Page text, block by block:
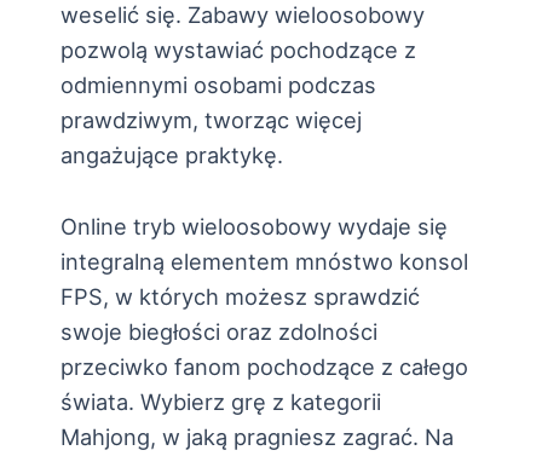
weselić się. Zabawy wieloosobowy
pozwolą wystawiać pochodzące z
odmiennymi osobami podczas
prawdziwym, tworząc więcej
angażujące praktykę.
Online tryb wieloosobowy wydaje się
integralną elementem mnóstwo konsol
FPS, w których możesz sprawdzić
swoje biegłości oraz zdolności
przeciwko fanom pochodzące z całego
świata. Wybierz grę z kategorii
Mahjong, w jaką pragniesz zagrać. Na